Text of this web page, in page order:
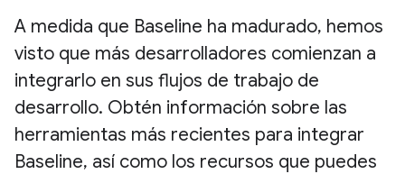
A medida que Baseline ha madurado, hemos
visto que más desarrolladores comienzan a
integrarlo en sus flujos de trabajo de
desarrollo. Obtén información sobre las
herramientas más recientes para integrar
Baseline, así como los recursos que puedes